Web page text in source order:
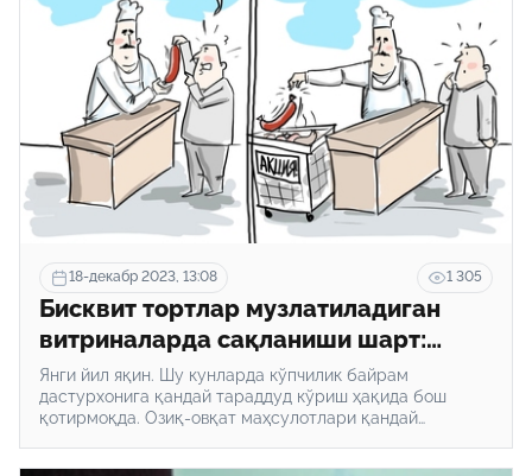
18-декабр 2023, 13:08 1 305
Бисквит тортлар музлатиладиган
витриналарда сақланиши шарт:
озиқ-овқат сотиб олишда билиш
муҳим бўлган 5 та қоида
Янги йил яқин. Шу кунларда кўпчилик байрам
дастурхонига қандай тараддуд кўриш ҳақида бош
қотирмоқда. Озиқ-овқат маҳсулотлари қандай